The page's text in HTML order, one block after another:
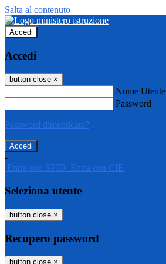
Salta al contenuto
Accedi
Accedi
button close ×
Nome Utente
Password
Password dimenticata?
-
Entra con SPID Entra con CIE
Seleziona utente
button close ×
Recupero password
button close ×